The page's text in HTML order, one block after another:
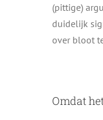
(pittige)
duidelijk
over bloot
Omdat